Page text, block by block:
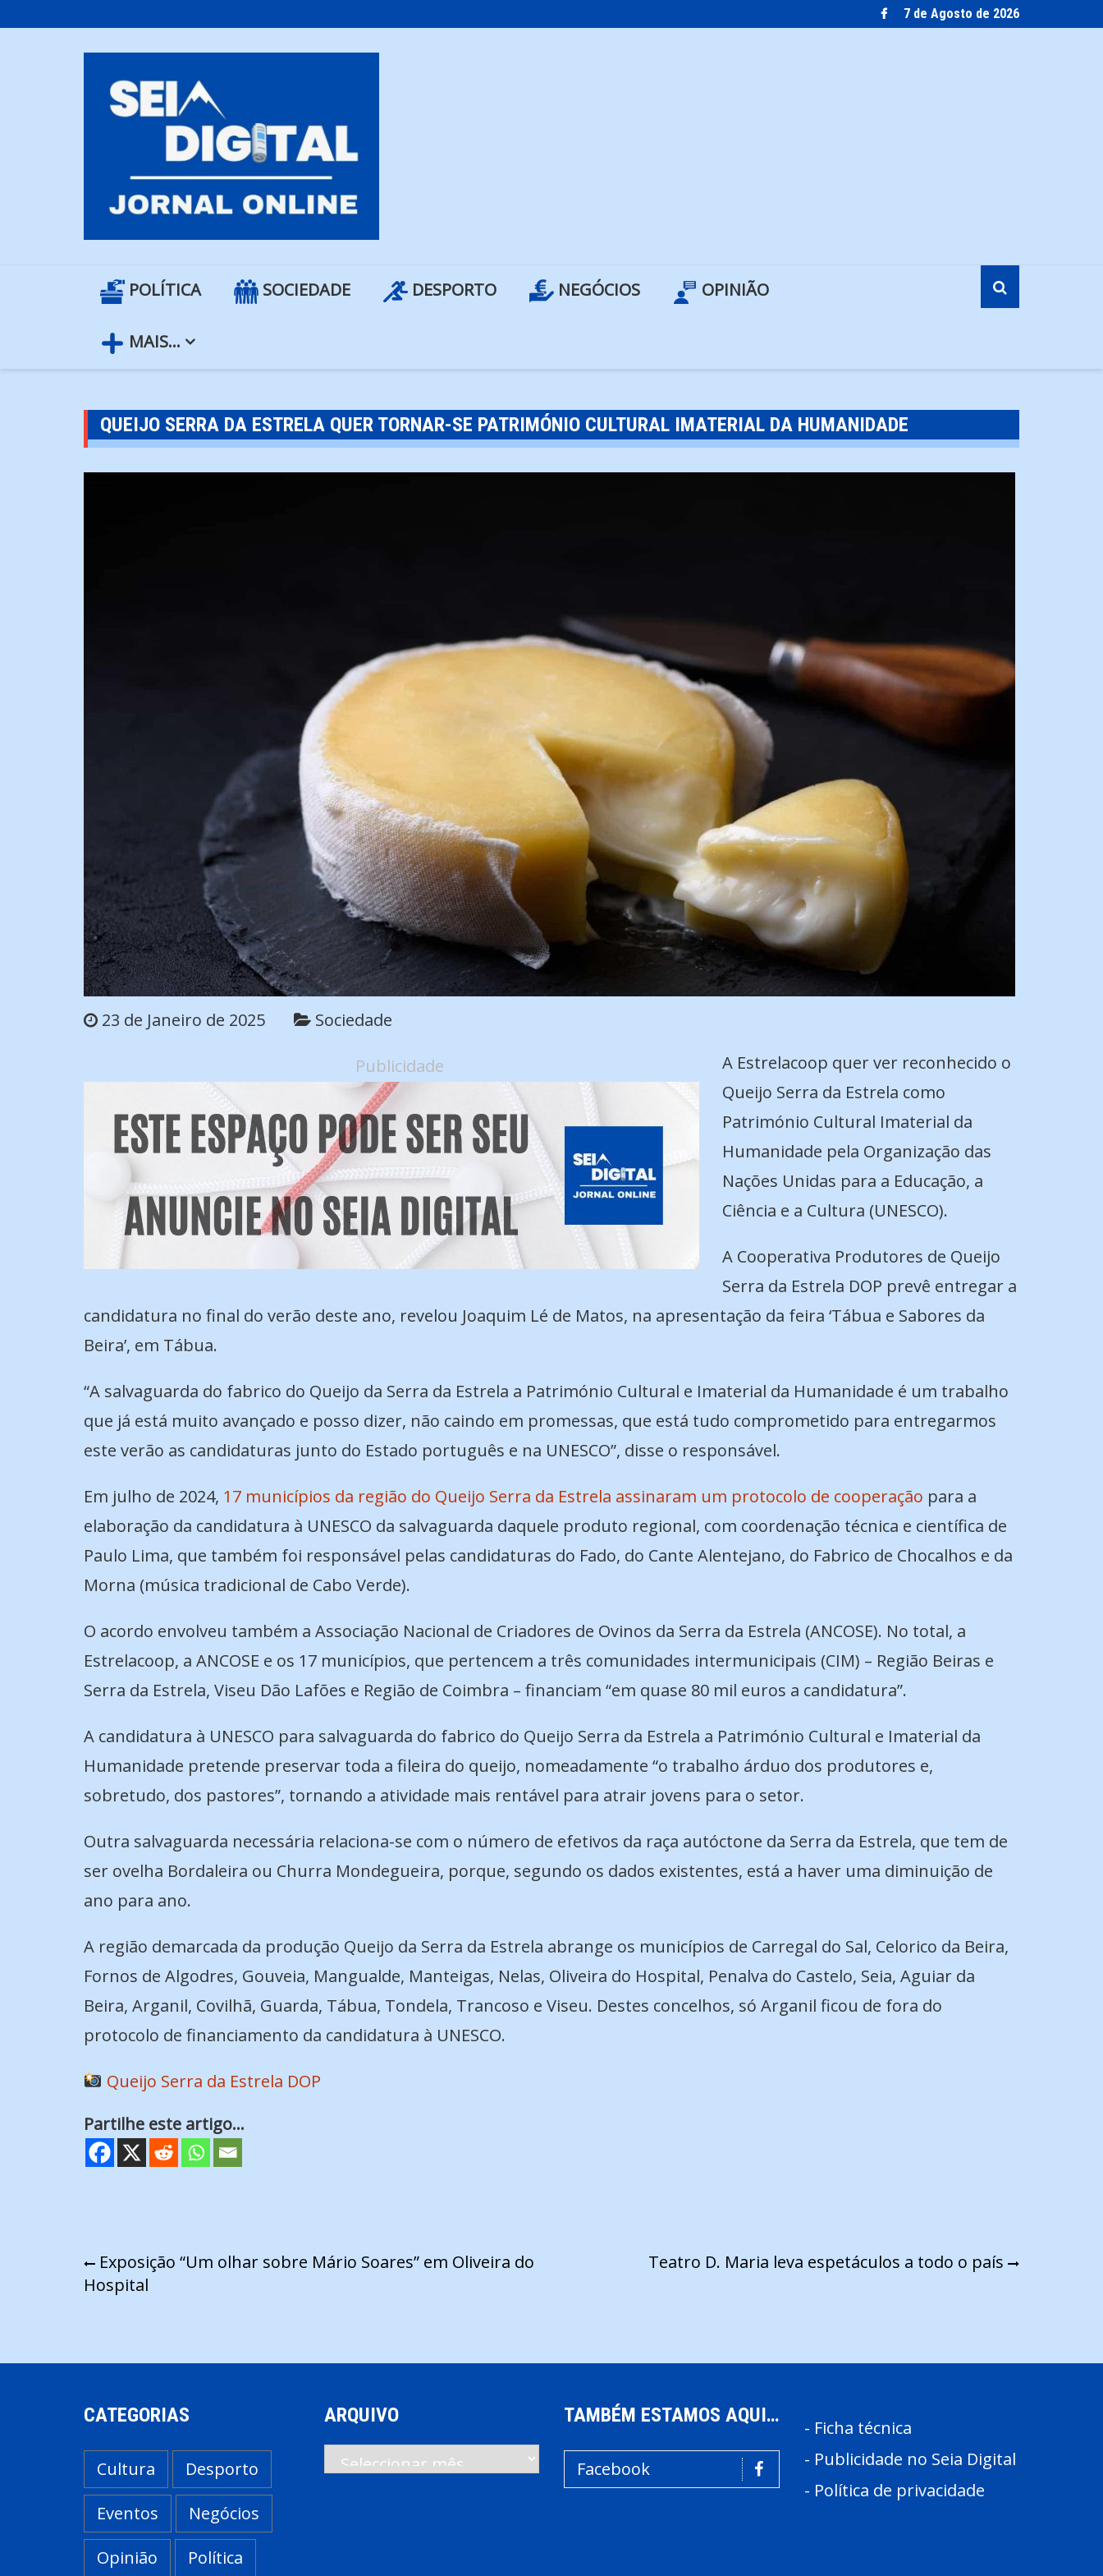
to
7 de Agosto de 2026
POLÍTICA SOCIEDADE DESPORTO NEGÓCIOS OPINIÃO
MAIS…
QUEIJO SERRA DA ESTRELA QUER TORNAR-SE PATRIMÓNIO CULTURAL IMATERIAL DA HUMANIDADE
23 de Janeiro de 2025 Sociedade
Publicidade
A Estrelacoop quer ver reconhecido o
Queijo Serra da Estrela como
Património Cultural Imaterial da
Humanidade pela Organização das
Nações Unidas para a Educação, a
Ciência e a Cultura (UNESCO).
A Cooperativa Produtores de Queijo
Serra da Estrela DOP prevê entregar a
candidatura no final do verão deste ano, revelou Joaquim Lé de Matos, na apresentação da feira ‘Tábua e Sabores da
Beira’, em Tábua.
“A salvaguarda do fabrico do Queijo da Serra da Estrela a Património Cultural e Imaterial da Humanidade é um trabalho
que já está muito avançado e posso dizer, não caindo em promessas, que está tudo comprometido para entregarmos
este verão as candidaturas junto do Estado português e na UNESCO”, disse o responsável.
Em julho de 2024, 17 municípios da região do Queijo Serra da Estrela assinaram um protocolo de cooperação para a
elaboração da candidatura à UNESCO da salvaguarda daquele produto regional, com coordenação técnica e científica de
Paulo Lima, que também foi responsável pelas candidaturas do Fado, do Cante Alentejano, do Fabrico de Chocalhos e da
Morna (música tradicional de Cabo Verde).
O acordo envolveu também a Associação Nacional de Criadores de Ovinos da Serra da Estrela (ANCOSE). No total, a
Estrelacoop, a ANCOSE e os 17 municípios, que pertencem a três comunidades intermunicipais (CIM) – Região Beiras e
Serra da Estrela, Viseu Dão Lafões e Região de Coimbra – financiam “em quase 80 mil euros a candidatura”.
A candidatura à UNESCO para salvaguarda do fabrico do Queijo Serra da Estrela a Património Cultural e Imaterial da
Humanidade pretende preservar toda a fileira do queijo, nomeadamente “o trabalho árduo dos produtores e,
sobretudo, dos pastores”, tornando a atividade mais rentável para atrair jovens para o setor.
Outra salvaguarda necessária relaciona-se com o número de efetivos da raça autóctone da Serra da Estrela, que tem de
ser ovelha Bordaleira ou Churra Mondegueira, porque, segundo os dados existentes, está a haver uma diminuição de
ano para ano.
A região demarcada da produção Queijo da Serra da Estrela abrange os municípios de Carregal do Sal, Celorico da Beira,
Fornos de Algodres, Gouveia, Mangualde, Manteigas, Nelas, Oliveira do Hospital, Penalva do Castelo, Seia, Aguiar da
Beira, Arganil, Covilhã, Guarda, Tábua, Tondela, Trancoso e Viseu. Destes concelhos, só Arganil ficou de fora do
protocolo de financiamento da candidatura à UNESCO.
Queijo Serra da Estrela DOP
Partilhe este artigo...
Navegação
de
Exposição “Um olhar sobre Mário Soares” em Oliveira do
Hospital
Teatro D. Maria leva espetáculos a todo o país
CATEGORIAS
Cultura
Desporto
Eventos
Negócios
Opinião
Política
ARQUIVO
Arquivo
TAMBÉM ESTAMOS AQUI…
Facebook
- Ficha técnica
- Publicidade no Seia Digital
- Política de privacidade